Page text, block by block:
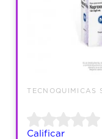
TECNOQUIMICAS
Calificar